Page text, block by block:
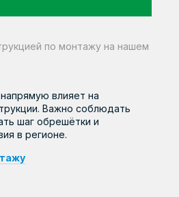
по монтажу на нашем
влияет на
Важно соблюдать
шаг обрешётки и
в регионе.